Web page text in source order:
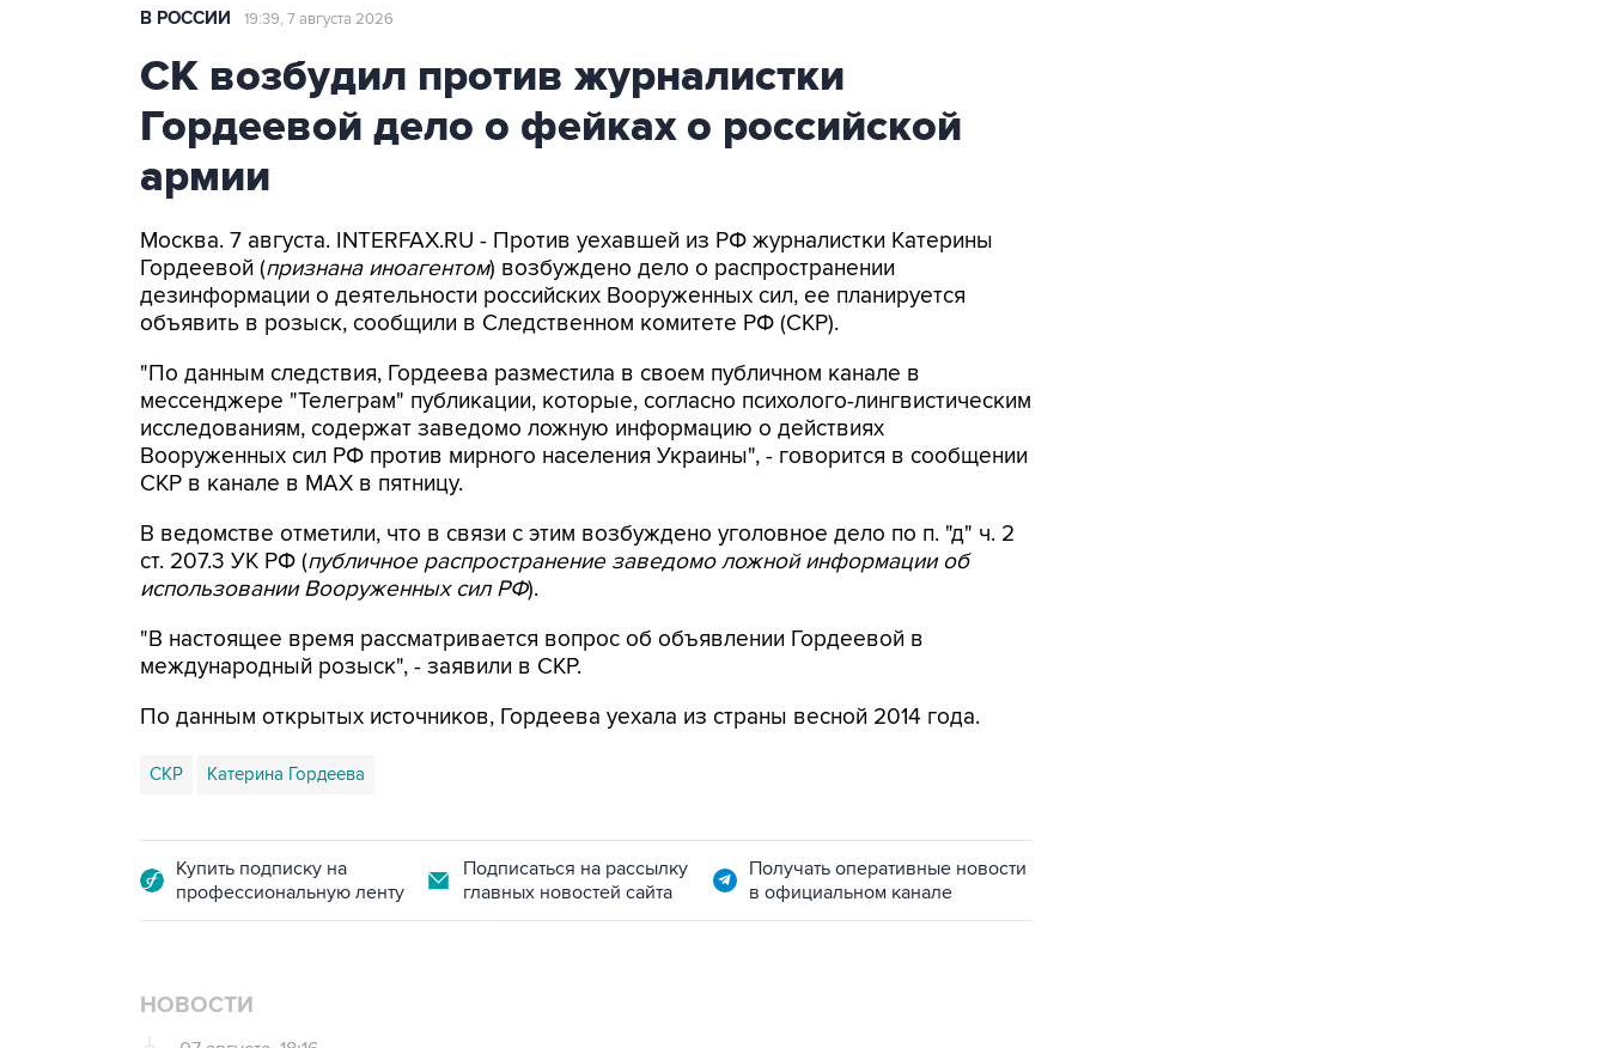
В РОССИИ 19:39, 7 августа 2026
СК возбудил против журналистки
Гордеевой дело о фейках о российской
армии
Москва. 7 августа. INTERFAX.RU - Против уехавшей из РФ журналистки Катерины
Гордеевой (признана иноагентом) возбуждено дело о распространении
дезинформации о деятельности российских Вооруженных сил, ее планируется
объявить в розыск, сообщили в Следственном комитете РФ (СКР).
"По данным следствия, Гордеева разместила в своем публичном канале в
мессенджере "Телеграм" публикации, которые, согласно психолого-лингвистическим
исследованиям, содержат заведомо ложную информацию о действиях
Вооруженных сил РФ против мирного населения Украины", - говорится в сообщении
СКР в канале в MAX в пятницу.
В ведомстве отметили, что в связи с этим возбуждено уголовное дело по п. "д" ч. 2
ст. 207.3 УК РФ (публичное распространение заведомо ложной информации об
использовании Вооруженных сил РФ).
"В настоящее время рассматривается вопрос об объявлении Гордеевой в
международный розыск", - заявили в СКР.
По данным открытых источников, Гордеева уехала из страны весной 2014 года.
СКР Катерина Гордеева
Купить подписку на
профессиональную ленту
Подписаться на рассылку
главных новостей сайта
Получать оперативные новости
в официальном канале
НОВОСТИ